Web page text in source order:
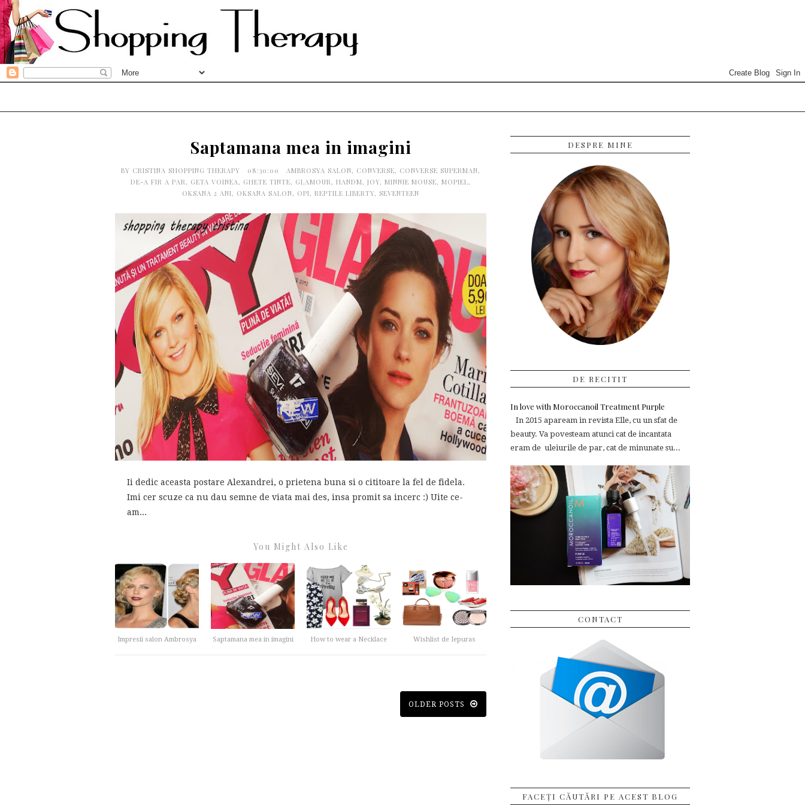
Saptamana mea in imagini
BY CRISTINA SHOPPING THERAPY 08:30:00 AMBROSYA SALON, CONVERSE, CONVERSE SUPERMAN,
DE-A FIR A PAR, GETA VOINEA, GHETE TINTE, GLAMOUR, HANDM, JOY, MINNIE MOUSE, MOPIEL,
OKSANA 2 ANI, OKSANA SALON, OPI, REPTILE LIBERTY, SEVENTEEN
Ii dedic aceasta postare Alexandrei, o prietena buna si o cititoare la fel de fidela.
Imi cer scuze ca nu dau semne de viata mai des, insa promit sa incerc :) Uite ce-
am...
You Might Also Like
Impresii salon Ambrosya Saptamana mea in imagini How to wear a Necklace Wishlist de Iepuras
OLDER POSTS
DESPRE MINE
DE RECITIT
In love with Moroccanoil Treatment Purple
In 2015 apaream in revista Elle, cu un sfat de
beauty. Va povesteam atunci cat de incantata
eram de uleiurile de par, cat de minunate su...
CONTACT
FACEȚI CĂUTĂRI PE ACEST BLOG